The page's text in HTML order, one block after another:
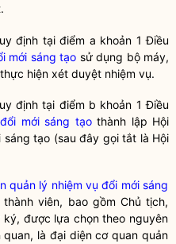
định tại điểm a khoản 1 Điều
mới sáng tạo sử dụng bộ máy,
hiện xét duyệt nhiệm vụ.
định tại điểm b khoản 1 Điều
mới sáng tạothành lập Hội
tạo (sau đây gọi tắt là Hội
quản lý nhiệm vụ đổi mới sáng
viên, bao gồm Chủ tịch,
được lựa chọn theo nguyên
quan, là đại diệncơ quan quản